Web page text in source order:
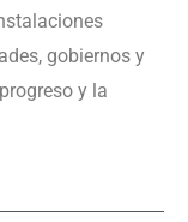
gobiernos y
y la